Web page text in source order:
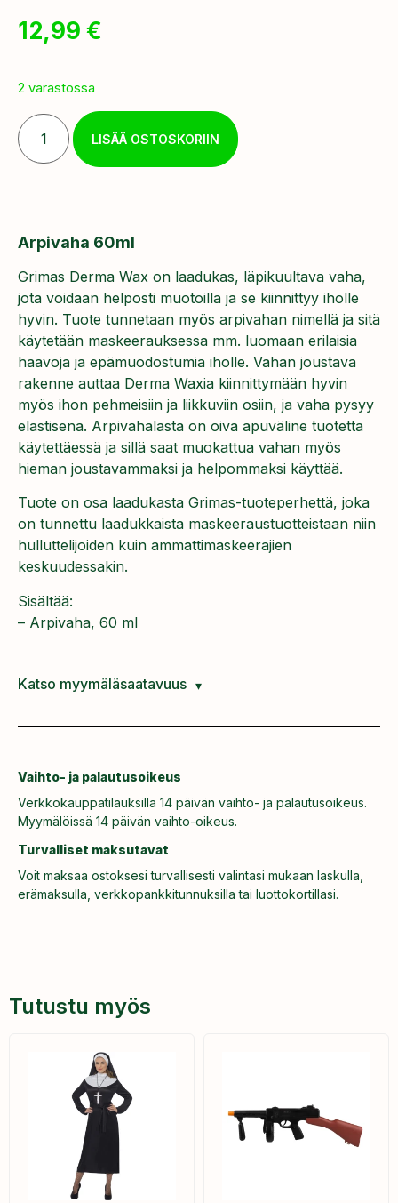
12,99 €
2 varastossa
LISÄÄ OSTOSKORIIN
Arpivaha 60ml
Grimas Derma Wax on laadukas, läpikuultava vaha,
jota voidaan helposti muotoilla ja se kiinnittyy iholle
hyvin. Tuote tunnetaan myös arpivahan nimellä ja sitä
käytetään maskeerauksessa mm. luomaan erilaisia
haavoja ja epämuodostumia iholle. Vahan joustava
rakenne auttaa Derma Waxia kiinnittymään hyvin
myös ihon pehmeisiin ja liikkuviin osiin, ja vaha pysyy
elastisena. Arpivahalasta on oiva apuväline tuotetta
käytettäessä ja sillä saat muokattua vahan myös
hieman joustavammaksi ja helpommaksi käyttää.
Tuote on osa laadukasta Grimas-tuoteperhettä, joka
on tunnettu laadukkaista maskeeraustuotteistaan niin
hulluttelijoiden kuin ammattimaskeerajien
keskuudessakin.
Sisältää:
– Arpivaha, 60 ml
Katso myymäläsaatavuus
Vaihto- ja palautusoikeus
Verkkokauppatilauksilla 14 päivän vaihto- ja palautusoikeus.
Myymälöissä 14 päivän vaihto-oikeus.
Turvalliset maksutavat
Voit maksaa ostoksesi turvallisesti valintasi mukaan laskulla,
erämaksulla, verkkopankkitunnuksilla tai luottokortillasi.
Tutustu myös